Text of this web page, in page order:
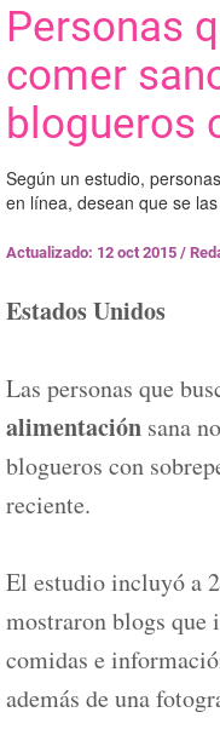
Personas
comer
blogueros
Según un estudio,
en línea, desean que se
Actualizado: 12 oct 2015 /
Estados Unidos
Las personas que
alimentación sana
blogueros con
reciente.
El estudio incluyó a
mostraron blogs que
comidas e
además de una